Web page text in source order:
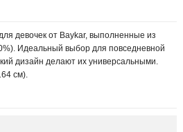
девочек от Baykar, выполненные из
Идеальный выбор для повседневной
дизайн делают их универсальными.
см).